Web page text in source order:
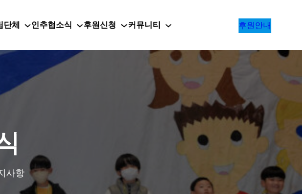
단체 인추협소식 후원신청 커뮤니티 후원안내
사항